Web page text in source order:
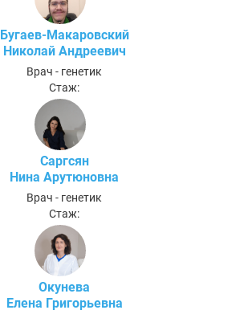
Бугаев-Макаровский
Николай Андреевич
Врач - генетик
Стаж:
Саргсян
Нина Арутюновна
Врач - генетик
Стаж:
Окунева
Елена Григорьевна